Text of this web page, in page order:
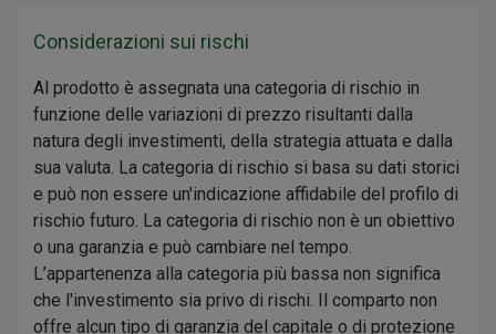
Considerazioni sui rischi
Al prodotto è assegnata una categoria di rischio in
funzione delle variazioni di prezzo risultanti dalla
natura degli investimenti, della strategia attuata e dalla
sua valuta. La categoria di rischio si basa su dati storici
e può non essere un'indicazione affidabile del profilo di
rischio futuro. La categoria di rischio non è un obiettivo
o una garanzia e può cambiare nel tempo.
L’appartenenza alla categoria più bassa non significa
che l'investimento sia privo di rischi. Il comparto non
offre alcun tipo di garanzia del capitale o di protezione